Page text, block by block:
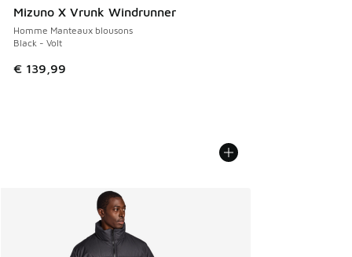
Mizuno X Vrunk Windrunner
Homme Manteaux blousons
Black - Volt
€ 139,99